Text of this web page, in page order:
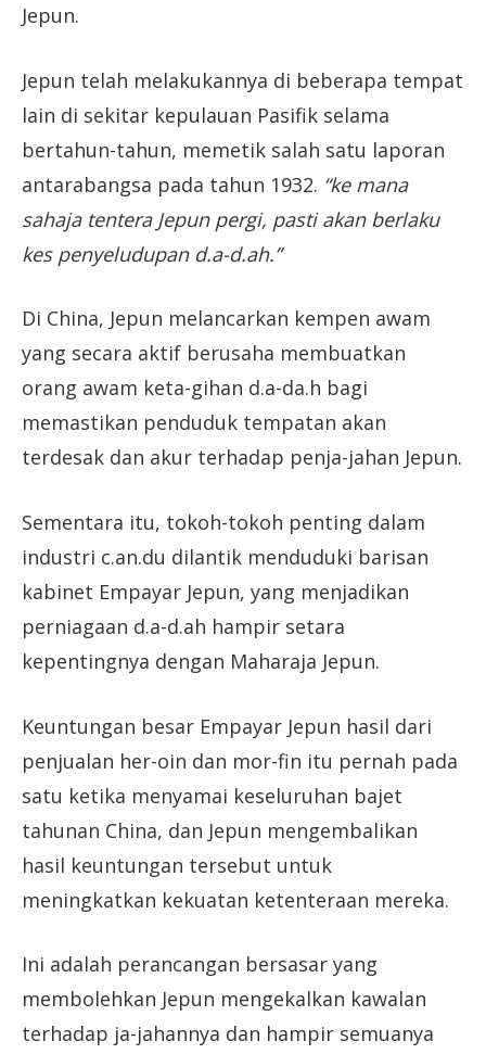
Jepun.
Jepun telah melakukannya di beberapa tempat
lain di sekitar kepulauan Pasifik selama
bertahun-tahun, memetik salah satu laporan
antarabangsa pada tahun 1932. “ke mana
sahaja tentera Jepun pergi, pasti akan berlaku
kes penyeludupan d.a-d.ah.”
Di China, Jepun melancarkan kempen awam
yang secara aktif berusaha membuatkan
orang awam keta-gihan d.a-da.h bagi
memastikan penduduk tempatan akan
terdesak dan akur terhadap penja-jahan Jepun.
Sementara itu, tokoh-tokoh penting dalam
industri c.an.du dilantik menduduki barisan
kabinet Empayar Jepun, yang menjadikan
perniagaan d.a-d.ah hampir setara
kepentingnya dengan Maharaja Jepun.
Keuntungan besar Empayar Jepun hasil dari
penjualan her-oin dan mor-fin itu pernah pada
satu ketika menyamai keseluruhan bajet
tahunan China, dan Jepun mengembalikan
hasil keuntungan tersebut untuk
meningkatkan kekuatan ketenteraan mereka.
Ini adalah perancangan bersasar yang
membolehkan Jepun mengekalkan kawalan
terhadap ja-jahannya dan hampir semuanya